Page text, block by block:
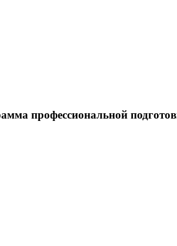
профессиональной